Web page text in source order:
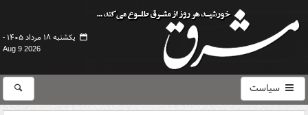
یکشنبه ۱۸ مرداد ۱۴۰۵ -
Aug 9 2026
سیاست